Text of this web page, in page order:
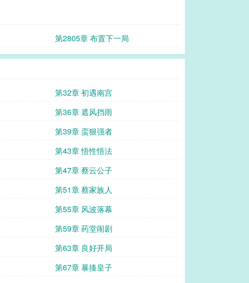
第2805章 布置下一局
第32章 初遇南宫
第36章 遮风挡雨
第39章 蛮狠强者
第43章 悟性悟法
第47章 蔡云公子
第51章 蔡家族人
第55章 风波落幕
第59章 药堂闹剧
第63章 良好开局
第67章 暴揍皇子